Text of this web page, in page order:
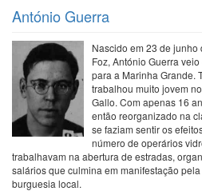
António Guerra
Nascido em 23 de
Foz, António Guerra
para a Marinha Grande.
trabalhou muito jovem
Gallo. Com apenas 16
então reorganizado na
se faziam sentir os
número de operários
trabalhavam na abertura de estradas,
salários que culmina em manifestação
burguesia local.